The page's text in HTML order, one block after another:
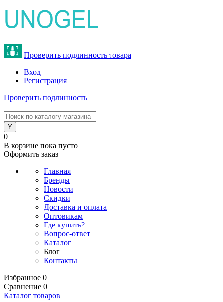
Проверить подлинность товара
Вход
Регистрация
Проверить подлинность
0
В корзине пока пусто
Оформить заказ
Главная
Бренды
Новости
Скидки
Доставка и оплата
Оптовикам
Где купить?
Вопрос-ответ
Каталог
Блог
Контакты
Избранное 0
Сравнение 0
Каталог товаров